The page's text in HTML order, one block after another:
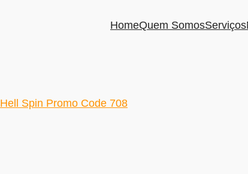
HomeQuem SomosServiços
Hell Spin Promo Code 708